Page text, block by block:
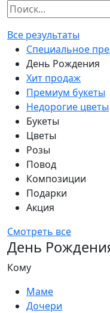
Все результаты
Специальное
День Рождения
Хит продаж
Премиум букеты
Недорогие цветы
Букеты
Цветы
Розы
Повод
Композиции
Подарки
Акция
Смотреть все
День
Кому
Маме
Дочери